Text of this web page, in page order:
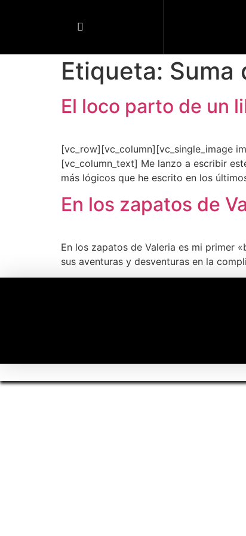
Etiqueta: Suma
El loco parto de un
[vc_row][vc_column][vc_single_image
[vc_column_text] Me lanzo a escribir
más lógicos que he escrito en los
En los zapatos de
En los zapatos de Valeria es mi primer
sus aventuras y desventuras en la